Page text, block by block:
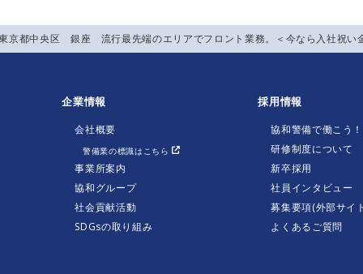
京都中央区 銀座 流行最先端のエリアでフロント業務。＜今なら入社祝い
企業情報
会社概要
警備業の標識はこちら
事業所案内
協和グループ
社会貢献活動
SDGsの取り組み
採用情報
協和警備で働こう！
研修制度について
新卒採用
社員インタビュー
募集要項(外部サイ
よくあるご質問